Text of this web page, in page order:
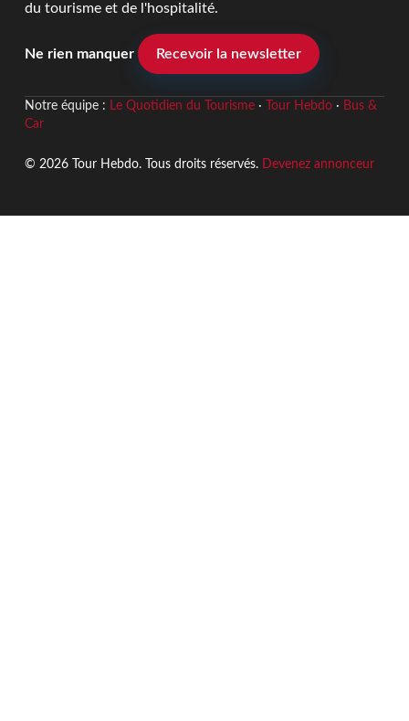
du tourisme et de l'hospitalité.
Ne rien manquer Recevoir la newsletter
Notre équipe : Le Quotidien du Tourisme· Tour Hebdo· Bus &
Car
© 2026 Tour Hebdo. Tous droits réservés. Devenez annonceur